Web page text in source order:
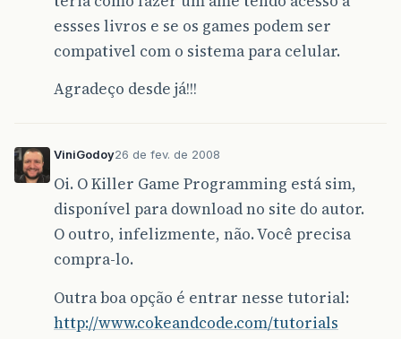
essses livros e se os games podem ser
compativel com o sistema para celular.
Agradeço desde já!!!
ViniGodoy26 de fev. de 2008
Oi. O Killer Game Programming está sim,
disponível para download no site do autor.
O outro, infelizmente, não. Você precisa
compra-lo.
Outra boa opção é entrar nesse tutorial:
http://www.cokeandcode.com/tutorials